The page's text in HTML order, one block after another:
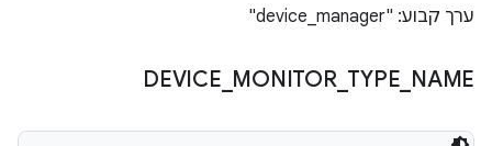
ערך קבוע: "device_manager"
DEVICE MONITOR_ TYPE NAME